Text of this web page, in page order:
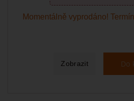
Momentálně vyprodáno!
Zobrazit Do